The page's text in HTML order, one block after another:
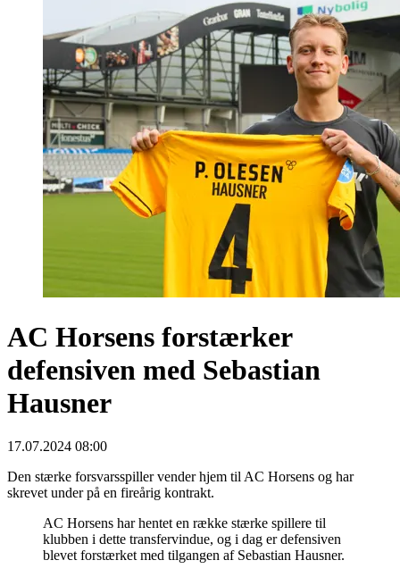
AC Horsens forstærker
defensiven med Sebastian
Hausner
17.07.2024 08:00
Den stærke forsvarsspiller vender hjem til AC Horsens og har
skrevet under på en fireårig kontrakt.
AC Horsens har hentet en række stærke spillere til
klubben i dette transfervindue, og i dag er defensiven
blevet forstærket med tilgangen af Sebastian Hausner.